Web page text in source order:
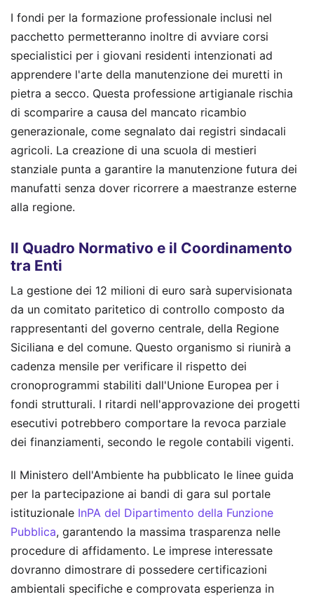
I fondi per la formazione professionale inclusi nel
pacchetto permetteranno inoltre di avviare corsi
specialistici per i giovani residenti intenzionati ad
apprendere l'arte della manutenzione dei muretti in
pietra a secco. Questa professione artigianale rischia
di scomparire a causa del mancato ricambio
generazionale, come segnalato dai registri sindacali
agricoli. La creazione di una scuola di mestieri
stanziale punta a garantire la manutenzione futura dei
manufatti senza dover ricorrere a maestranze esterne
alla regione.
Il Quadro Normativo e il Coordinamento
tra Enti
La gestione dei 12 milioni di euro sarà supervisionata
da un comitato paritetico di controllo composto da
rappresentanti del governo centrale, della Regione
Siciliana e del comune. Questo organismo si riunirà a
cadenza mensile per verificare il rispetto dei
cronoprogrammi stabiliti dall'Unione Europea per i
fondi strutturali. I ritardi nell'approvazione dei progetti
esecutivi potrebbero comportare la revoca parziale
dei finanziamenti, secondo le regole contabili vigenti.
Il Ministero dell'Ambiente ha pubblicato le linee guida
per la partecipazione ai bandi di gara sul portale
istituzionale InPA del Dipartimento della Funzione
Pubblica, garantendo la massima trasparenza nelle
procedure di affidamento. Le imprese interessate
dovranno dimostrare di possedere certificazioni
ambientali specifiche e comprovata esperienza in